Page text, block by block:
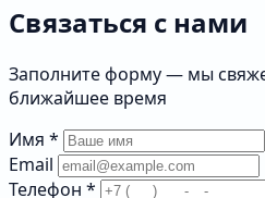
Связаться с нами
Заполните форму — мы
ближайшее время
Имя *
Email
Телефон *